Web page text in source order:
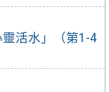
活水」（第1-4